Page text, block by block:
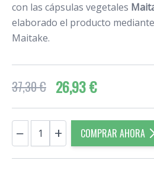
con las cápsulas vegetales
elaborado el producto
Maitake.
37,30 € 26,93 €
Cantidad
− + COMPRAR AHORA